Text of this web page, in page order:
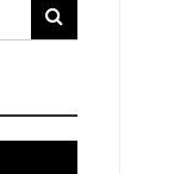
Search
vidéo